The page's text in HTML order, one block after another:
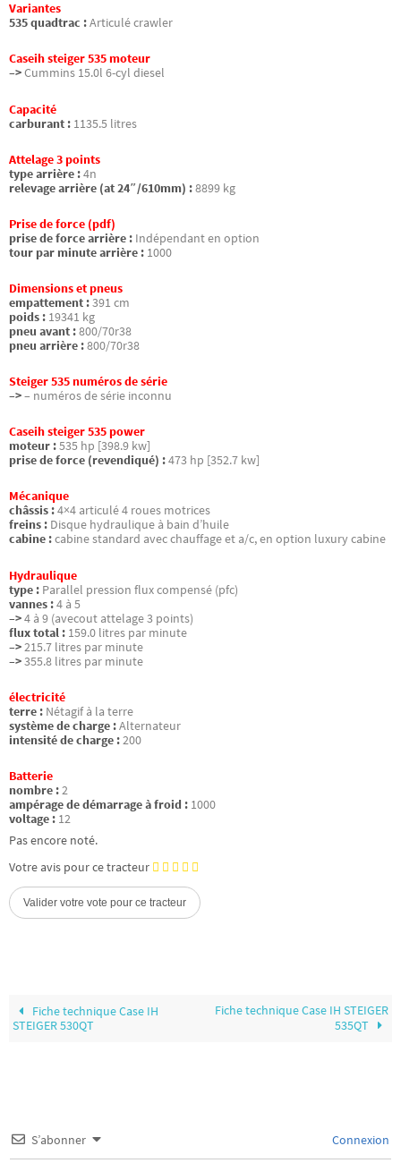
Variantes
535 quadtrac :Articulé crawler
Caseih steiger 535 moteur
–>Cummins 15.0l 6-cyl diesel
Capacité
carburant : 1135.5 litres
Attelage 3 points
type arrière :4n
relevage arrière (at 24″/610mm) :8899 kg
Prise de force (pdf)
prise de force arrière : Indépendant en option
tour par minute arrière : 1000
Dimensions et pneus
empattement :391 cm
poids : 19341 kg
pneu avant :800/70r38
pneu arrière :800/70r38
Steiger 535 numéros de série
–>– numéros de série inconnu
Caseih steiger 535 power
moteur :535 hp [398.9 kw]
prise de force (revendiqué) :473 hp [352.7 kw]
Mécanique
châssis :4×4 articulé 4 roues motrices
freins : Disque hydraulique à bain d’huile
cabine :cabine standard avec chauffage et a/c, en option luxury cabine
Hydraulique
type : Parallel pression flux compensé (pfc)
vannes :4 à 5
–>4 à 9 (avecout attelage 3 points)
flux total : 159.0 litres par minute
–>215.7 litres par minute
–>355.8 litres par minute
électricité
terre : Nétagif à la terre
système de charge :Alternateur
intensité de charge :200
Batterie
nombre :2
ampérage de démarrage à froid : 1000
voltage : 12
Pas encore noté.
Votre avis pour ce tracteur
Fiche technique Case IH
STEIGER 530QT
Fiche technique Case IH STEIGER
535QT
S’abonner Connexion